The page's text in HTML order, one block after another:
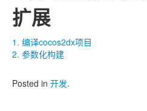
扩展
1. 编译cocos2dx项目
2. 参数化构建
Posted in 开发.